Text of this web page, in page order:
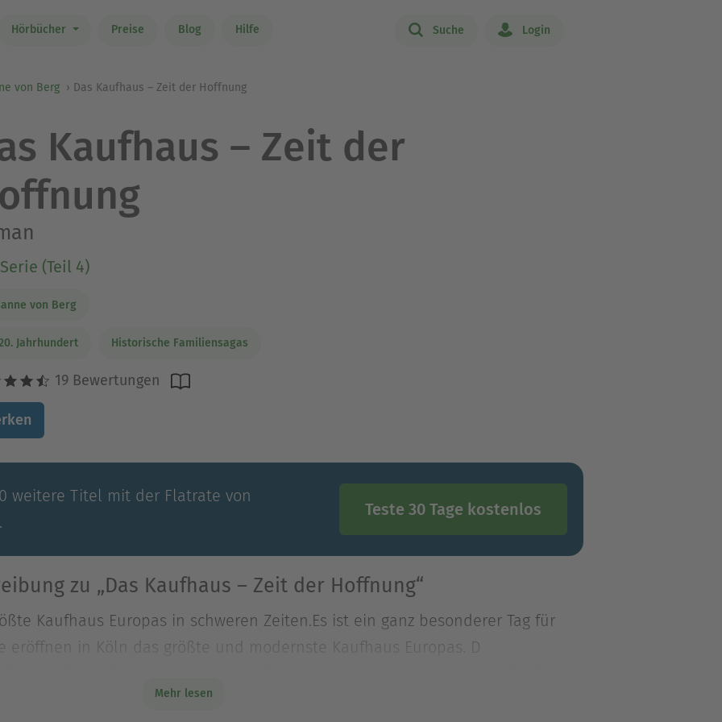
Hörbücher Preise Blog Hilfe Suche Login
von Berg Das Kaufhaus – Zeit der Hoffnung
Kaufhaus – Zeit der
Serie (Teil 4)
von Berg
Jahrhundert Historische Familiensagas
19 Bewertungen
weitere Titel mit der Flatrate von
Teste 30 Tage kostenlos
zu „Das Kaufhaus – Zeit der Hoffnung“
Kaufhaus Europas in schweren Zeiten.Es ist ein ganz besonderer Tag für
eröffnen in Köln das größte und modernste Kaufhaus Europas. D
eröffnen in Köln das größte und modernste Kaufhaus Europas. Doch die
Mehr lesen